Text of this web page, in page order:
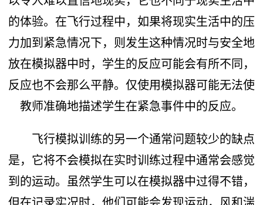
的体验。在飞行过程中，如果将现实生活中的压
力加到紧急情况下，则发生这种情况时与安全地
放在模拟器中时，学生的反应可能会有所不同，
反应也不会那么平静。仅使用模拟器可能无法使
教师准确地描述学生在紧急事件中的反应。
飞行模拟训练的另一个通常问题较少的缺点
是，它将不会模拟在实时训练过程中通常会感觉
到的运动。虽然学生可以在模拟器中过得不错，